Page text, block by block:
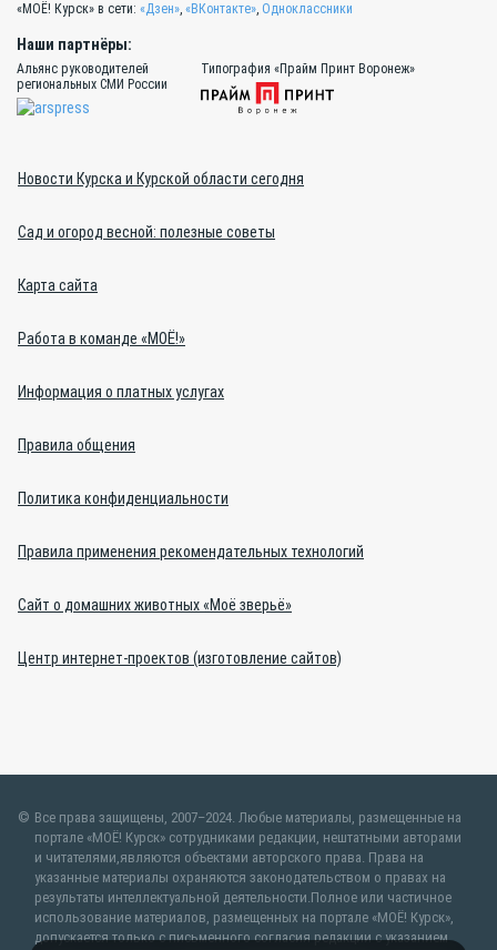
«МОЁ! Курск» в сети: «Дзен», «ВКонтакте», Одноклассники
Наши партнёры:
Альянс руководителей
региональных СМИ России
Типография «Прайм Принт Воронеж»
Новости Курска и Курской области сегодня
Сад и огород весной: полезные советы
Карта сайта
Работа в команде «МОЁ!»
Информация о платных услугах
Правила общения
Политика конфиденциальности
Правила применения рекомендательных технологий
Сайт о домашних животных «Моё зверьё»
Центр интернет-проектов (изготовление сайтов)
Все права защищены, 2007–2024. Любые материалы, размещенные на
портале «МОЁ! Курск» сотрудниками редакции, нештатными авторами
и читателями,являются объектами авторского права. Права на
указанные материалы охраняются законодательством о правах на
результаты интеллектуальной деятельности.Полное или частичное
использование материалов, размещенных на портале «МОЁ! Курск»,
допускается только с письменного согласия редакции с указанием